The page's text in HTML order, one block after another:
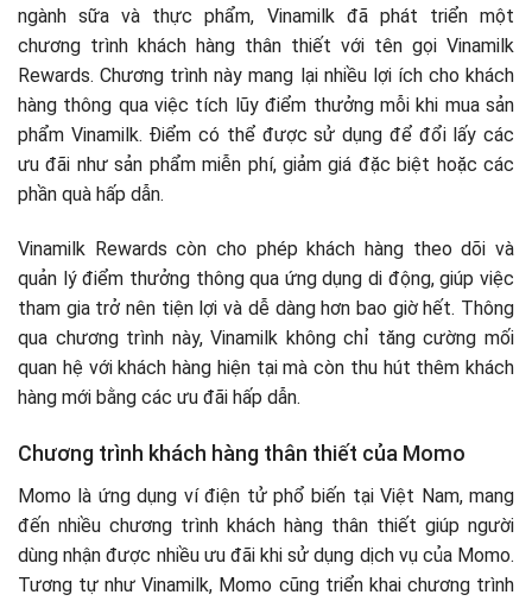
ngành sữa và thực phẩm, Vinamilk đã phát triển một
chương trình khách hàng thân thiết với tên gọi Vinamilk
Rewards. Chương trình này mang lại nhiều lợi ích cho khách
hàng thông qua việc tích lũy điểm thưởng mỗi khi mua sản
phẩm Vinamilk. Điểm có thể được sử dụng để đổi lấy các
ưu đãi như sản phẩm miễn phí, giảm giá đặc biệt hoặc các
phần quà hấp dẫn.
Vinamilk Rewards còn cho phép khách hàng theo dõi và
quản lý điểm thưởng thông qua ứng dụng di động, giúp việc
tham gia trở nên tiện lợi và dễ dàng hơn bao giờ hết. Thông
qua chương trình này, Vinamilk không chỉ tăng cường mối
quan hệ với khách hàng hiện tại mà còn thu hút thêm khách
hàng mới bằng các ưu đãi hấp dẫn.
Chương trình khách hàng thân thiết của Momo
Momo là ứng dụng ví điện tử phổ biến tại Việt Nam, mang
đến nhiều chương trình khách hàng thân thiết giúp người
dùng nhận được nhiều ưu đãi khi sử dụng dịch vụ của Momo.
Tương tự như Vinamilk, Momo cũng triển khai chương trình